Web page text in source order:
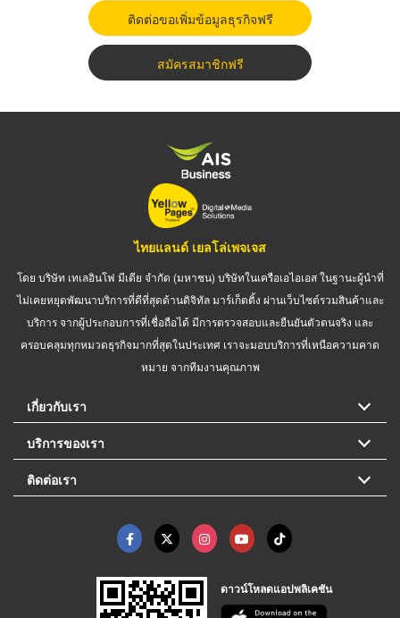
ติดต่อขอเพิ่มข้อมูลธุรกิจฟรี
สมัครสมาชิกฟรี
ไทยแลนด์ เยลโล่เพจเจส
โดย บริษัท เทเลอินโฟ มีเดีย จำกัด (มหาชน) บริษัทในเครือเอไอเอส ในฐานะผู้นำที่
ไม่เคยหยุดพัฒนาบริการที่ดีที่สุดด้านดิจิทัล มาร์เก็ตติ้ง ผ่านเว็บไซต์รวมสินค้าและ
บริการ จากผู้ประกอบการที่เชื่อถือได้ มีการตรวจสอบและยืนยันตัวตนจริง และ
ครอบคลุมทุกหมวดธุรกิจมากที่สุดในประเทศ เราจะมอบบริการที่เหนือความคาด
หมาย จากทีมงานคุณภาพ
เกี่ยวกับเรา
บริการของเรา
ติดต่อเรา
ดาวน์โหลดแอปพลิเคชัน